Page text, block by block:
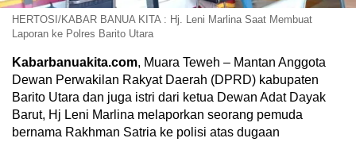
HERTOSI/KABAR BANUA KITA : Hj. Leni Marlina Saat Membuat
Laporan ke Polres Barito Utara
Kabarbanuakita.com, Muara Teweh – Mantan Anggota
Dewan Perwakilan Rakyat Daerah (DPRD) kabupaten
Barito Utara dan juga istri dari ketua Dewan Adat Dayak
Barut, Hj Leni Marlina melaporkan seorang pemuda
bernama Rakhman Satria ke polisi atas dugaan